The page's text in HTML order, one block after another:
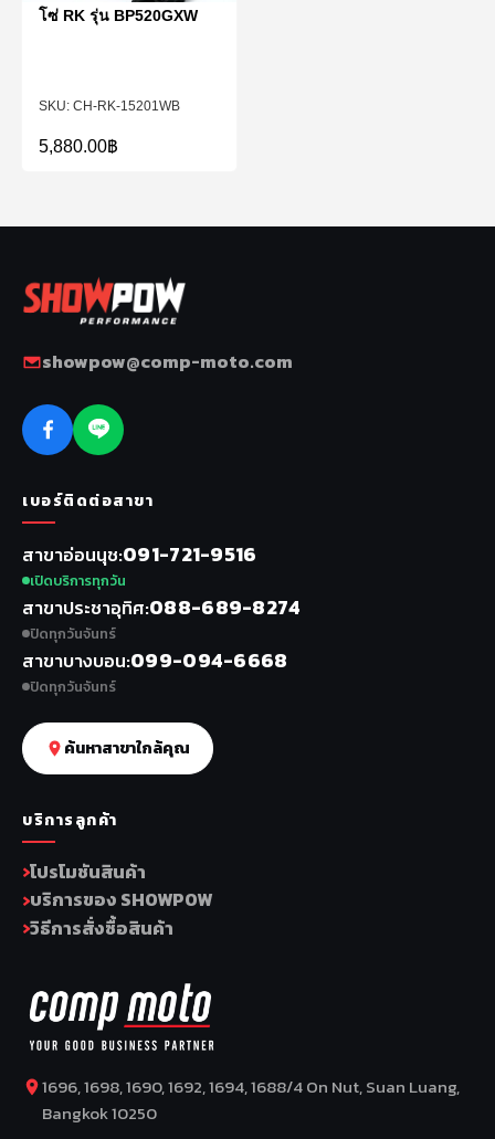
CH-RK-15201WB
โซ่ RK รุ่น BP520GXW
5,880.00฿
showpow@comp-moto.com
เบอร์ติดต่อสาขา
สาขาอ่อนนุช 091-721-9516
เปิดบริการทุกวัน
สาขาประชาอุทิศ 088-689-8274
ปิดทุกวันจันทร์
สาขาบางบอน 099-094-6668
ปิดทุกวันจันทร์
ค้นหาสาขาใกล้คุณ
บริการลูกค้า
โปรโมชันสินค้า
บริการของ SHOWPOW
วิธีการสั่งซื้อสินค้า
1696, 1698, 1690, 1692, 1694, 1688/4 On Nut, Suan Luang,
Bangkok 10250